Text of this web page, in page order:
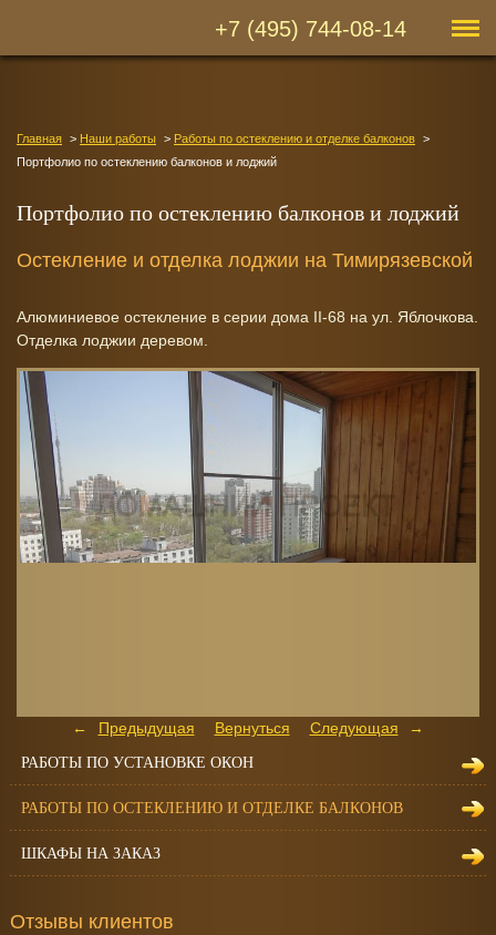
+7 (495) 744-08-14
Главная Наши работы
Работы по остеклению и отделке балконов
Портфолио по остеклению балконов и лоджий
Портфолио по остеклению балконов и лоджий
Остекление и отделка лоджии на Тимирязевской
Алюминиевое остекление в серии дома II-68 на ул. Яблочкова.
Отделка лоджии деревом.
Предыдущая Вернуться Следующая
РАБОТЫ ПО УСТАНОВКЕ ОКОН
РАБОТЫ ПО ОСТЕКЛЕНИЮ И ОТДЕЛКЕ БАЛКОНОВ
ШКАФЫ НА ЗАКАЗ
Отзывы клиентов